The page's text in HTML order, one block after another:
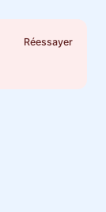
Réessayer